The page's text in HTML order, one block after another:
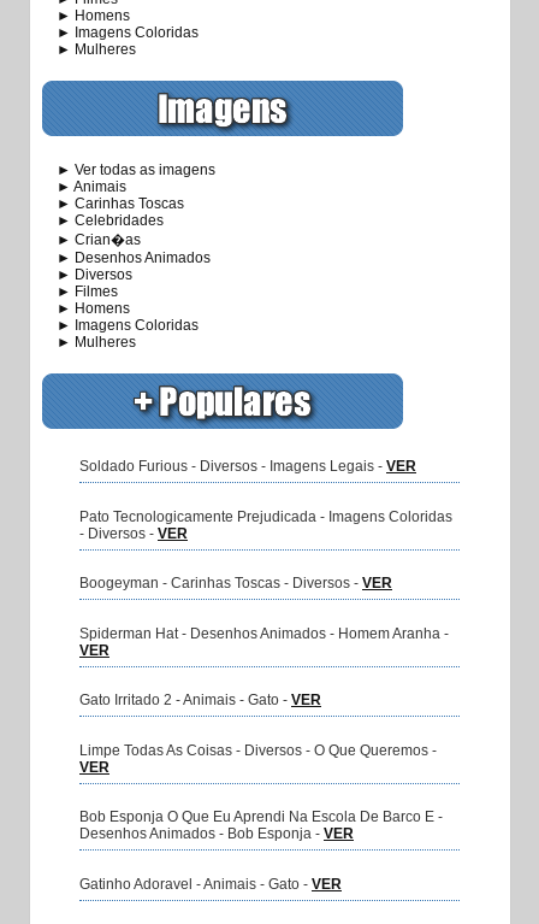
► Homens
► Imagens Coloridas
► Mulheres
► Ver todas as imagens
► Animais
► Carinhas Toscas
► Celebridades
► Crian�as
► Desenhos Animados
► Diversos
► Filmes
► Homens
► Imagens Coloridas
► Mulheres
Soldado Furious - Diversos - Imagens Legais - VER
Pato Tecnologicamente Prejudicada - Imagens Coloridas
- Diversos - VER
Boogeyman - Carinhas Toscas - Diversos - VER
Spiderman Hat - Desenhos Animados - Homem Aranha -
VER
Gato Irritado 2 - Animais - Gato - VER
Limpe Todas As Coisas - Diversos - O Que Queremos -
VER
Bob Esponja O Que Eu Aprendi Na Escola De Barco E -
Desenhos Animados - Bob Esponja - VER
Gatinho Adoravel - Animais - Gato - VER